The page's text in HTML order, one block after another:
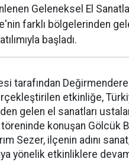
Geleneksel El
farklı bölgelerinden
başladı.
tarafından
etkinliğe,
gelen el sanatları
töreninde konuşan Gölcük
Sezer, ilçenin adını
yönelik etkinliklere